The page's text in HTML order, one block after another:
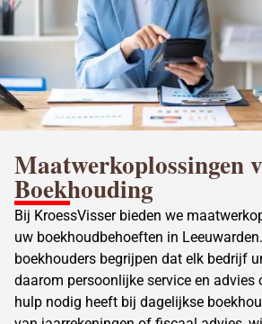
Maatwerkoplossingen
Boekhouding
Bij KroessVisser bieden we
uw boekhoudbehoeften in
boekhouders begrijpen dat elk bedrijf
daarom persoonlijke service en advies
hulp nodig heeft bij dagelijkse